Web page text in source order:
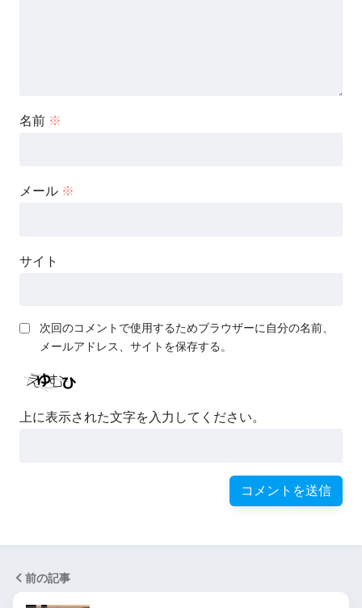
名前 ※
メール ※
サイト
次回のコメントで使用するためブラウザーに自分の名前、
メールアドレス、サイトを保存する。
上に表示された文字を入力してください。
前の記事